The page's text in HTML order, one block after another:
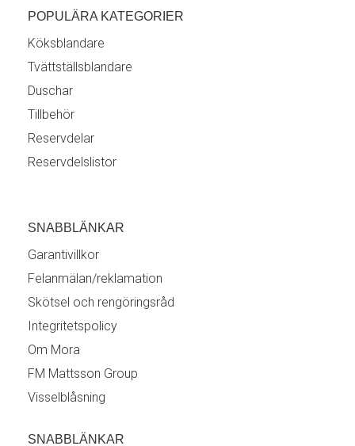
POPULÄRA KATEGORIER
Köksblandare
Tvättställsblandare
Duschar
Tillbehör
Reservdelar
Reservdelslistor
SNABBLÄNKAR
Garantivillkor
Felanmälan/reklamation
Skötsel och rengöringsråd
Integritetspolicy
Om Mora
FM Mattsson Group
Visselblåsning
SNABBLÄNKAR